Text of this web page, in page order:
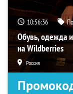
10:56:35
Обувь, одежда
на Wildberries
Россия